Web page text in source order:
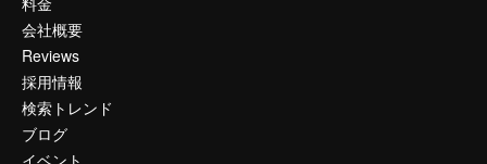
会社概要
Reviews
採用情報
検索トレンド
ブログ
イベント